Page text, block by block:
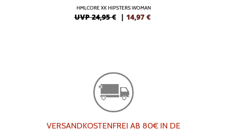
HMLCORE XK HIPSTERS WOMAN
UVP 24,95 € | 14,97 €
VERSANDKOSTENFREI AB 80€ IN DE